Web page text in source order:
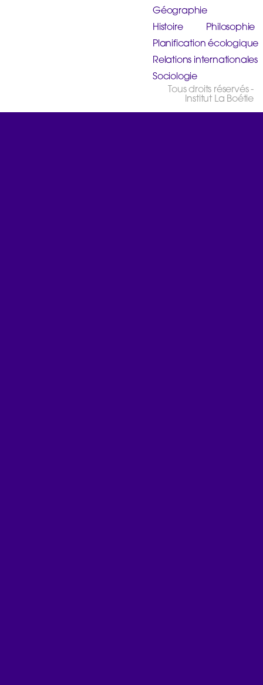
Géographie
Histoire
Philosophie
Planification écologique
Relations internationales
Sociologie
Tous droits réservés -
Institut La Boétie